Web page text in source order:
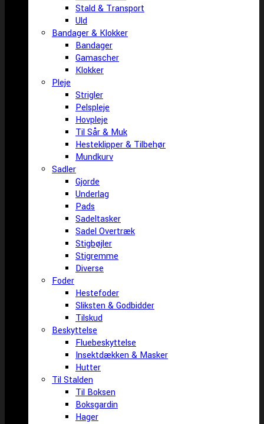
Stald & Transport
Uld
Bandager & Klokker
Bandager
Gamascher
Klokker
Pleje
Strigler
Pelspleje
Hovpleje
Til Sår & Muk
Hesteklipper & Tilbehør
Mundkurv
Sadler
Gjorde
Underlag
Pads
Sadeltasker
Sadel Overtræk
Stigbøjler
Stigremme
Diverse
Foder
Hestefoder
Sliksten & Godbidder
Tilskud
Beskyttelse
Fluebeskyttelse
Insektdækken & Masker
Hutter
Til Stalden
Til Boksen
Boksgardin
Hager